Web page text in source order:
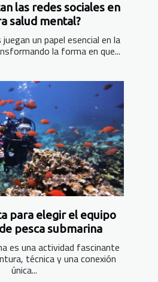
las redes sociales en
salud mental?
un papel esencial en la
la forma en que...
para elegir el equipo
pesca submarina
es una actividad fascinante
técnica y una conexión
única...